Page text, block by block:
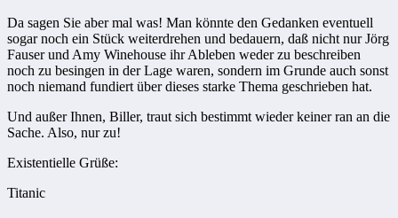
Da sagen Sie aber mal was! Man könnte den Gedanken eventuell
sogar noch ein Stück weiterdrehen und bedauern, daß nicht nur Jörg
Fauser und Amy Winehouse ihr Ableben weder zu beschreiben
noch zu besingen in der Lage waren, sondern im Grunde auch sonst
noch niemand fundiert über dieses starke Thema geschrieben hat.
Und außer Ihnen, Biller, traut sich bestimmt wieder keiner ran an die
Sache. Also, nur zu!
Existentielle Grüße:
Titanic